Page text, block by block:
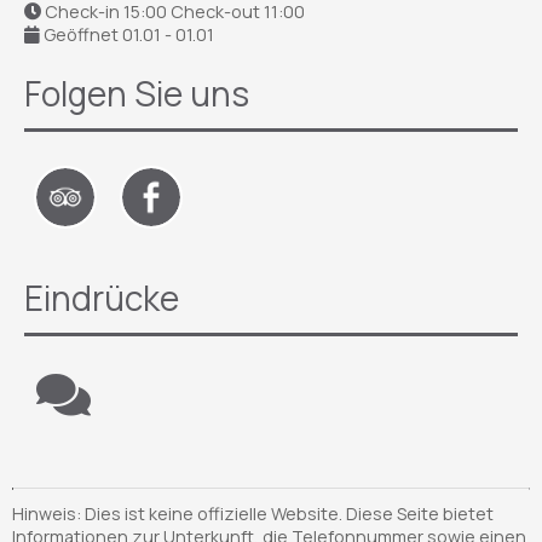
Check-in 15:00 Check-out 11:00
Geöffnet 01.01 - 01.01
Folgen Sie uns
Eindrücke
Hinweis: Dies ist keine offizielle Website. Diese Seite bietet
Informationen zur Unterkunft, die Telefonnummer sowie einen